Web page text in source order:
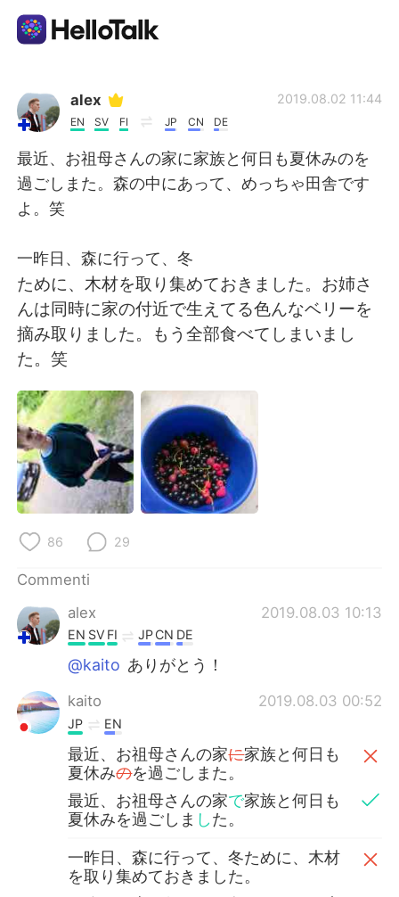
AI Grammar Checker
Italiano
English 简体中文
繁體中文 Español
العربية
Deutsch 日本語
한국어 Русский
ไทย Indonesia
Türkçe
Português
alex
EN SV FI JP CN DE
2019.08.02 11:44
最近、お祖母さんの家に家族と何日も夏休みのを
過ごしまた。森の中にあって、めっちゃ田舎です
よ。笑
一昨日、森に行って、冬
ために、木材を取り集めておきました。お姉さ
んは同時に家の付近で生えてる色んなベリーを
摘み取りました。もう全部食べてしまいまし
た。笑
86 29
Commenti
alex
2019.08.03 10:13
EN SV FI JPCN DE
@kaito ありがとう！
kaito 2019.08.03 00:52
JP EN
最近、お祖母さんの家に家族と何日も
夏休みのを過ごしまた。
最近、お祖母さんの家で家族と何日も
夏休みを過ごしま した。
一昨日、森に行って、冬ために、木材
を取り集めておきました。